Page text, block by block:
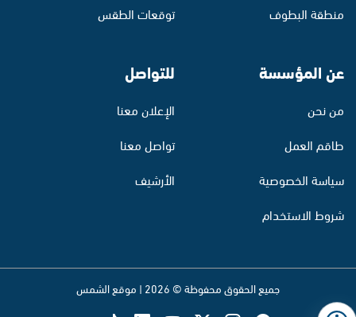
منطقة البطوف
توقعات الطقس
عن المؤسسة
من نحن
طاقم العمل
سياسة الخصوصية
شروط الاستخدام
للتواصل
الإعلان معنا
تواصل معنا
الأرشيف
جميع الحقوق محفوظة © 2026 | موقع الشمس